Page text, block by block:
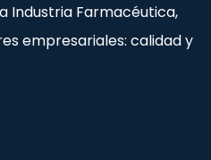
Industria Farmacéutica,
empresariales: calidad y